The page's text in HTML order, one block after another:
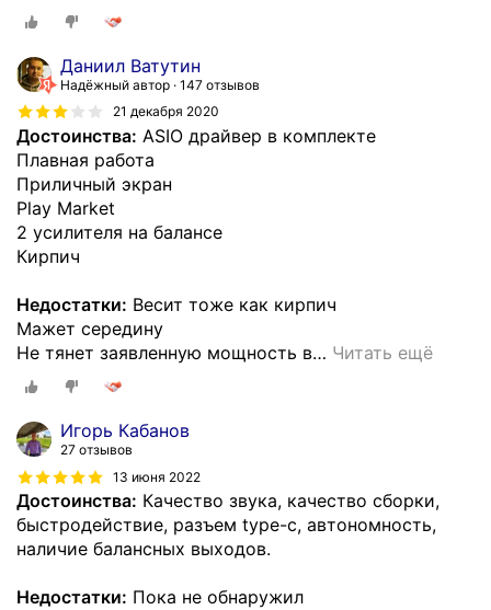
Даниил Ватутин
Надёжный автор 147 отзывов
21 декабря 2020
Достоинства: ASIO драйвер в комплекте
Плавная работа
Приличный экран
Play Market
2 усилителя на балансе
Кирпич
Недостатки: Весит тоже как кирпич
Мажет середину
Не тянет заявленную мощность в… Читать ещё
Игорь Кабанов
27 отзывов
13 июня 2022
Достоинства: Качество звука, качество сборки,
быстродействие, разъем type-c, автономность,
наличие балансных выходов.
Недостатки: Пока не обнаружил